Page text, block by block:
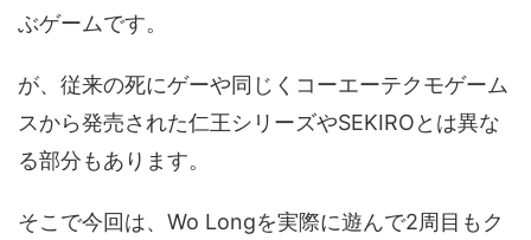
ぶゲームです。
が、従来の死にゲーや同じくコーエーテクモゲーム
スから発売された仁王シリーズやSEKIROとは異な
る部分もあります。
そこで今回は、Wo Longを実際に遊んで2周目もク